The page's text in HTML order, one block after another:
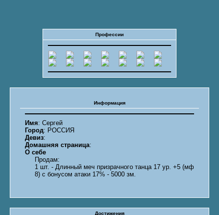
Профессии
Информация
Имя: Сергей
Город: РОССИЯ
Девиз:
Домашняя страница:
О себе
Продам:
1 шт. - Длинный меч призрачного танца 17 ур. +5 (мф
8) с бонусом атаки 17% - 5000 зм.
Достижения